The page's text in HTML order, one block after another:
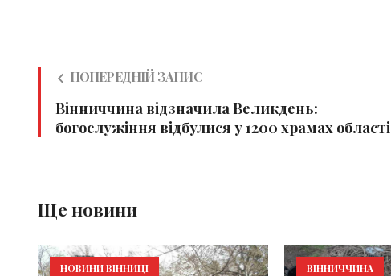
ПОПЕРЕДНІЙ ЗАПИС
Вінниччина відзначила Великдень:
богослужіння відбулися у 1200 храмах області
Ще новини
НОВИНИ ВІННИЦІ ВІННИЧЧИНА